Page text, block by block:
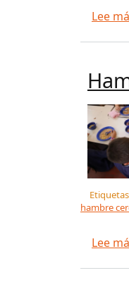
Lee
Etiquetas
hambre
Lee